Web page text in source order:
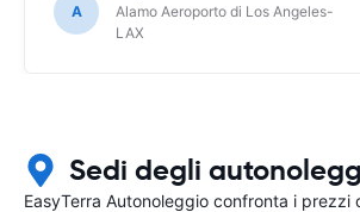
A
Alamo Aeroporto di Los Angeles-
LAX
Sedi degli
EasyTerra Autonoleggio confronta i prezzi